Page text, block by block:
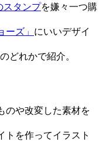
スタンプを嫌々一つ購
ーズ」 にいいデザイ
どれかで紹介。
のや改変した素材を
トを作ってイラスト